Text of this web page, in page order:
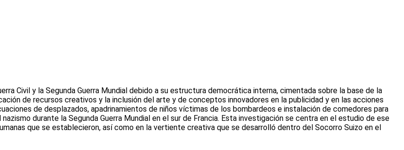
Civil y la Segunda Guerra Mundial debido a su estructura democrática interna, cimentada sobre la base de la
de recursos creativos y la inclusión del arte y de conceptos innovadores en la publicidad y en las acciones
de desplazados, apadrinamientos de niños víctimas de los bombardeos e instalación de comedores para
durante la Segunda Guerra Mundial en el sur de Francia. Esta investigación se centra en el estudio de ese
que se establecieron, así como en la vertiente creativa que se desarrolló dentro del Socorro Suizo en el